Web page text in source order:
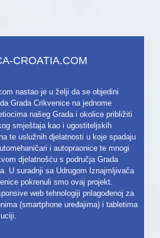
CROATIA.COM
nastao je u želji da se objedini
Grada Crikvenice na jednome
našeg Grada i okolice približiti
smještaja kao i ugostiteljskih
te uslužnih djelatnosti u koje spadaju
i autopraonice te mnogi
djelatnošću s područja Grada
U suradnji sa Udrugom Iznajmljivača
pokrenuli smo ovaj projekt.
web tehnologiji prilagođenoj za
(smartphone uređajima) i tabletima